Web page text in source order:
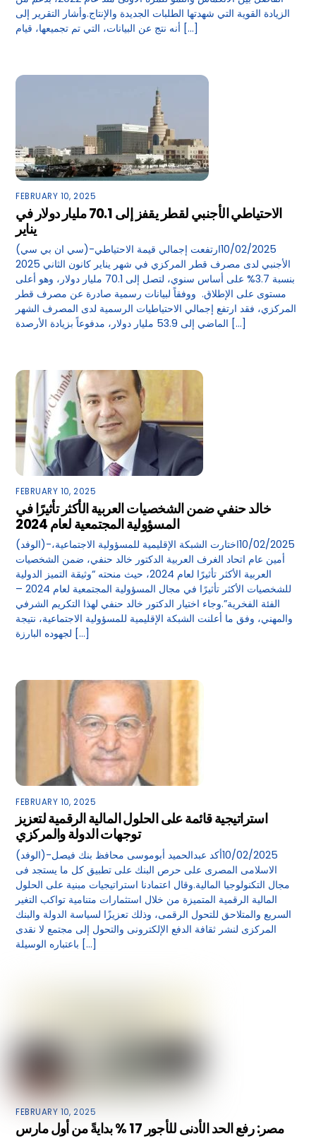
الزيادة القوية التي شهدتها الطلبات الجديدة والإنتاج.وأشار التقرير إلى
أنه نتج عن البيانات، التي تم تجميعها، قيام […]
FEBRUARY 10, 2025
الاحتياطي الأجنبي لقطر يقفز إلى 70.1 مليار دولار في
يناير
(سي ان بي سي)-10/02/2025ارتفعت إجمالي قيمة الاحتياطي
الأجنبي لدى مصرف قطر المركزي في شهر يناير كانون الثاني 2025
بنسبة 3.7% على أساس سنوي، لتصل إلى 70.1 مليار دولار، وهو أعلى
مستوى على الإطلاق. ووفقاً لبيانات رسمية صادرة عن مصرف قطر
المركزي، فقد ارتفع إجمالي الاحتياطيات الرسمية لدى المصرف الشهر
الماضي إلى 53.9 مليار دولار، مدفوعاً بزيادة الأرصدة […]
FEBRUARY 10, 2025
خالد حنفي ضمن الشخصيات العربية الأكثر تأثيرًا في
المسؤولية المجتمعية لعام 2024
(الوفد)-10/02/2025اختارت الشبكة الإقليمية للمسؤولية الاجتماعية،
أمين عام اتحاد الغرف العربية الدكتور خالد حنفي، ضمن الشخصيات
العربية الأكثر تأثيرًا لعام 2024، حيث منحته “وثيقة التميز الدولية
للشخصيات الأكثر تأثيرًا في مجال المسؤولية المجتمعية لعام 2024 –
الفئة الفخرية”.وجاء اختيار الدكتور خالد حنفي لهذا التكريم الشرفي
والمهني، وفق ما أعلنت الشبكة الإقليمية للمسؤولية الاجتماعية، نتيجة
لجهوده البارزة […]
FEBRUARY 10, 2025
استراتيجية قائمة على الحلول المالية الرقمية لتعزيز
توجهات الدولة والمركزي
(الوفد)-10/02/2025أكد عبدالحميد أبوموسى محافظ بنك فيصل
الاسلامى المصرى على حرص البنك على تطبيق كل ما يستجد فى
مجال التكنولوجيا المالية.وقال اعتمادنا استراتيجيات مبنية على الحلول
المالية الرقمية المتميزة من خلال استثمارات متنامية تواكب التغير
السريع والمتلاحق للتحول الرقمى، وذلك تعزيزًا لسياسة الدولة والبنك
المركزى لنشر ثقافة الدفع الإلكترونى والتحول إلى مجتمع لا نقدى
باعتباره الوسيلة […]
FEBRUARY 10, 2025
مصر: رفع الحد الأدنى للأجور 17 % بدايةً من أول مارس